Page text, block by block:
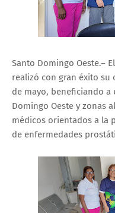
Santo Domingo Oeste.–
realizó con gran éxito su
de mayo, beneficiando a
Domingo Oeste y zonas
médicos orientados a la
de enfermedades